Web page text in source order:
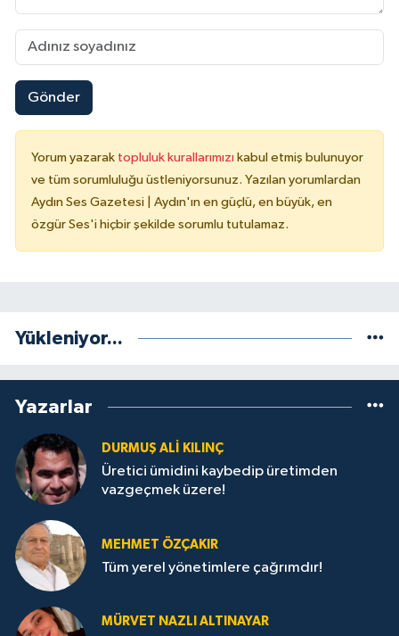
Gönder
Yorum yazarak topluluk kurallarımızı kabul etmiş bulunuyor
ve tüm sorumluluğu üstleniyorsunuz. Yazılan yorumlardan
Aydın Ses Gazetesi | Aydın'ın en güçlü, en büyük, en
özgür Ses'i hiçbir şekilde sorumlu tutulamaz.
Yükleniyor...
Yazarlar
DURMUŞ ALI KILINÇ
Üretici ümidini kaybedip üretimden
vazgeçmek üzere!
MEHMET ÖZÇAKIR
Tüm yerel yönetimlere çağrımdır!
MÜRVET NAZLI ALTINAYAR